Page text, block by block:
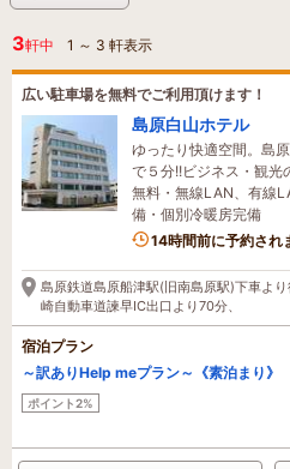
3軒中 1 ～ 3 軒表示
広い駐車場を無料でご利用頂けます！
島原白山ホテル
ゆったり快適空間。島
で５分!!ビジネス・観
無料・無線LAN、有線
備・個別冷暖房完備
14時間前に予約され
島原鉄道島原船津駅(旧南島原駅)下車よ
崎自動車道諫早IC出口より70分、
宿泊プラン
～訳ありHelp meプラン～《素泊まり》
ポイント2%